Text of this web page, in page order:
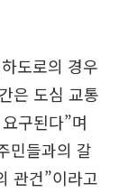
도로의 경우
은 도심 교통
구된다”며
민들과의 갈
관건”이라고